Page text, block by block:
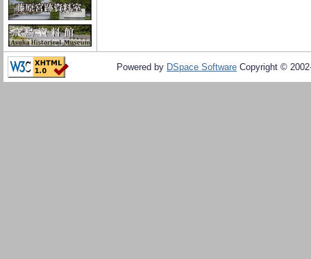
Powered by DSpace Software Copyright ©